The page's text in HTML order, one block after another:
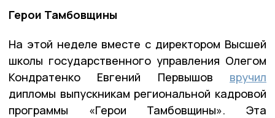
Герои Тамбовщины
На этой неделе вместе с директором Высшей
школы государственного управления Олегом
Кондратенко Евгений Первышов вручил
дипломы выпускникам региональной кадровой
программы «Герои Тамбовщины». Эта